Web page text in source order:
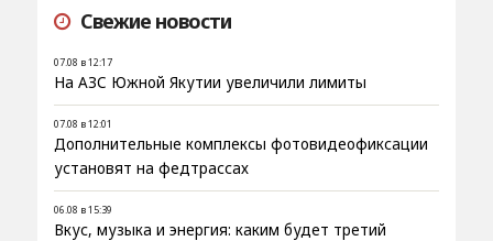
Свежие новости
07.08 в 12:17
На АЗС Южной Якутии увеличили лимиты
07.08 в 12:01
Дополнительные комплексы фотовидеофиксации
установят на федтрассах
06.08 в 15:39
Вкус, музыка и энергия: каким будет третий